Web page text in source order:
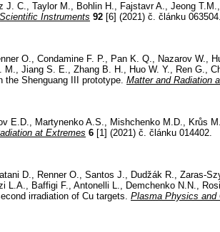
J. C., Taylor M., Bohlin H., Fajstavr A., Jeong
Instruments 92 [6] (2021) č. článku 063504.
O., Condamine F. P., Pan K. Q., Nazarov
Jiang S. E., Zhang B. H., Huo W. Y., Ren G.,
the Shenguang III prototype. Matter and Radiation
E.D., Martynenko A.S., Mishchenko M.D., Krůs
at Extremes 6 [1] (2021) č. článku 014402.
D., Renner O., Santos J., Dudžák R., Zaras-
L.A., Baffigi F., Antonelli L., Demchenko N.N.,
irradiation of Cu targets. Plasma Physics and